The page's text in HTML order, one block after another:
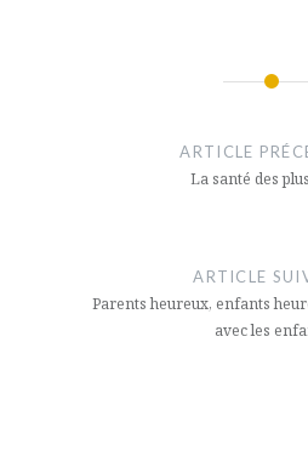
ARTICLE
La santé des
ARTICLE
Parents heureux, enfants
avec les